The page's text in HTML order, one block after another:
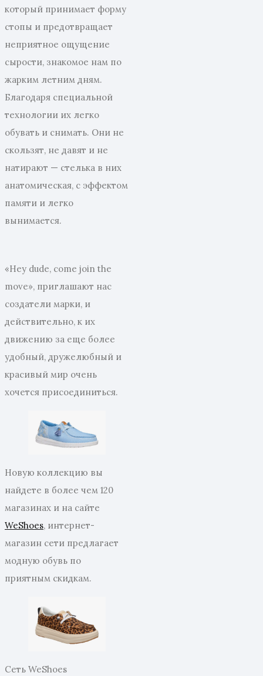
который принимает форму
стопы и предотвращает
неприятное ощущение
сырости, знакомое нам по
жарким летним дням.
Благодаря специальной
технологии их легко
обувать и снимать. Они не
скользят, не давят и не
натирают — стелька в них
анатомическая, с эффектом
памяти и легко
вынимается.
«Hey dude, come join the
move», приглашают нас
создатели марки, и
действительно, к их
движению за еще более
удобный, дружелюбный и
красивый мир очень
хочется присоединиться.
Новую коллекцию вы
найдете в более чем 120
магазинах и на сайте
WeShoes, интернет-
магазин сети предлагает
модную обувь по
приятным скидкам.
Сеть WeShoes